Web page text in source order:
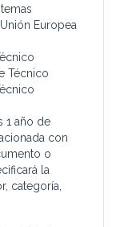
Europea
Técnico
1 año de
con
o
la
categoría,